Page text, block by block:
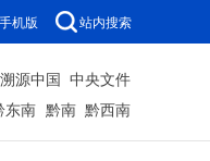
手机版 站内搜索
溯源中国 中央文件
东南 黔南 黔西南